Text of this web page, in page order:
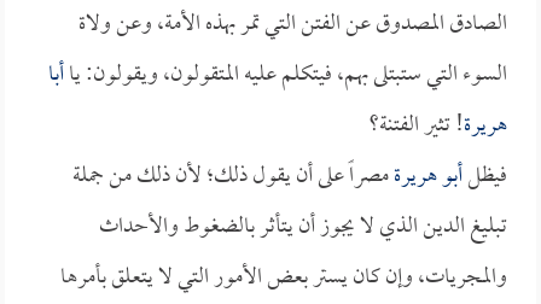
الصادق المصدوق عن الفتن التي تمر بهذه الأمة، وعن ولاة
السوء التي ستبتلى بهم، فيتكلم عليه المتقولون، ويقولون: ياأبا
هريرة! تثير الفتنة؟
فيظلأبو هريرةمصراً على أن يقول ذلك؛ لأن ذلك من جملة
تبليغ الدين الذي لا يجوز أن يتأثر بالضغوط والأحداث
والمجريات، وإن كان يستر بعض الأمور التي لا يتعلق بأمرها